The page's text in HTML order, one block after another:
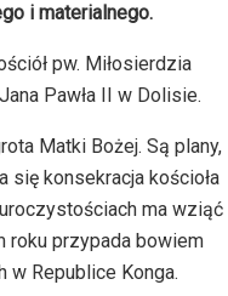
i materialnego.
pw. Miłosierdzia
Pawła II w Dolisie.
Matki Bożej. Są plany,
się konsekracja kościoła
uroczystościach ma wziąć
roku przypada bowiem
w Republice Konga.